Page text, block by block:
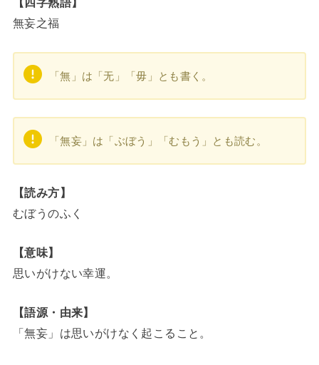
無妄之福
「無」は「无」「毋」とも書く。
「無妄」は「ぶぼう」「むもう」とも読む。
【読み方】
むぼうのふく
【意味】
思いがけない幸運。
【語源・由来】
「無妄」は思いがけなく起こること。